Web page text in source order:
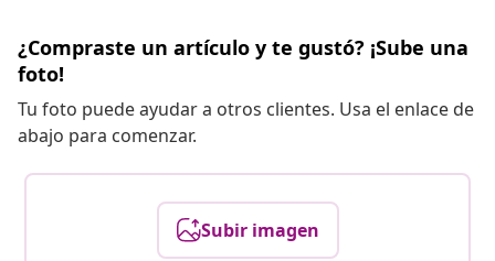
¿Compraste un artículo y te gustó? ¡Sube una
foto!
Tu foto puede ayudar a otros clientes. Usa el enlace de
abajo para comenzar.
Subir imagen